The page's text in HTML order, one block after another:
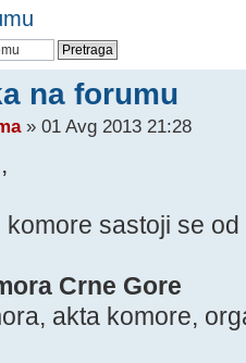
na forumu
» 01 Avg 2013 21:28
sastoji se
Crne Gore
akta komore,